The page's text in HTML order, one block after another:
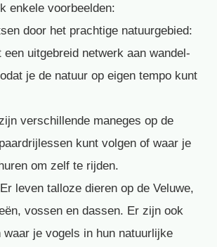
enkele voorbeelden:
door het prachtige natuurgebied:
een uitgebreid netwerk aan wandel-
je de natuur op eigen tempo kunt
verschillende maneges op de
kunt volgen of waar je
om zelf te rijden.
leven talloze dieren op de Veluwe,
vossen en dassen. Er zijn ook
je vogels in hun natuurlijke